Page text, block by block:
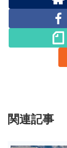
関連記事